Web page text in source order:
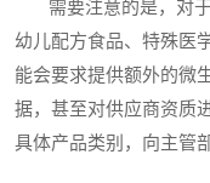
需要注意的是，对于
幼儿配方食品、特殊医
能会要求提供额外的微
据，甚至对供应商资质
具体产品类别，向主管